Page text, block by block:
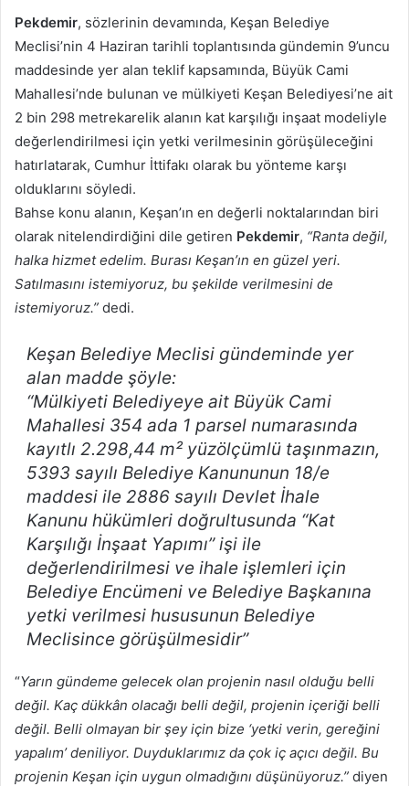
Pekdemir, sözlerinin devamında, Keşan Belediye
Meclisi’nin 4 Haziran tarihli toplantısında gündemin 9’uncu
maddesinde yer alan teklif kapsamında, Büyük Cami
Mahallesi’nde bulunan ve mülkiyeti Keşan Belediyesi’ne ait
2 bin 298 metrekarelik alanın kat karşılığı inşaat modeliyle
değerlendirilmesi için yetki verilmesinin görüşüleceğini
hatırlatarak, Cumhur İttifakı olarak bu yönteme karşı
olduklarını söyledi.
Bahse konu alanın, Keşan’ın en değerli noktalarından biri
olarak nitelendirdiğini dile getiren Pekdemir, “Ranta değil,
halka hizmet edelim. Burası Keşan’ın en güzel yeri.
Satılmasını istemiyoruz, bu şekilde verilmesini de
istemiyoruz.” dedi.
Keşan Belediye Meclisi gündeminde yer
alan madde şöyle:
“Mülkiyeti Belediyeye ait Büyük Cami
Mahallesi 354 ada 1 parsel numarasında
kayıtlı 2.298,44 m² yüzölçümlü taşınmazın,
5393 sayılı Belediye Kanununun 18/e
maddesi ile 2886 sayılı Devlet İhale
Kanunu hükümleri doğrultusunda “Kat
Karşılığı İnşaat Yapımı”işi ile
değerlendirilmesi ve ihale işlemleri için
Belediye Encümeni ve Belediye Başkanına
yetki verilmesi hususunun Belediye
Meclisince görüşülmesidir”
“Yarın gündeme gelecek olan projenin nasıl olduğu belli
değil. Kaç dükkân olacağı belli değil, projenin içeriği belli
değil. Belli olmayan bir şey için bize ‘yetki verin, gereğini
yapalım’ deniliyor. Duyduklarımız da çok iç açıcı değil. Bu
projenin Keşan için uygun olmadığını düşünüyoruz.” diyen